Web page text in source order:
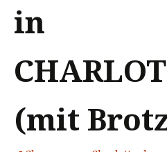
in
(mit